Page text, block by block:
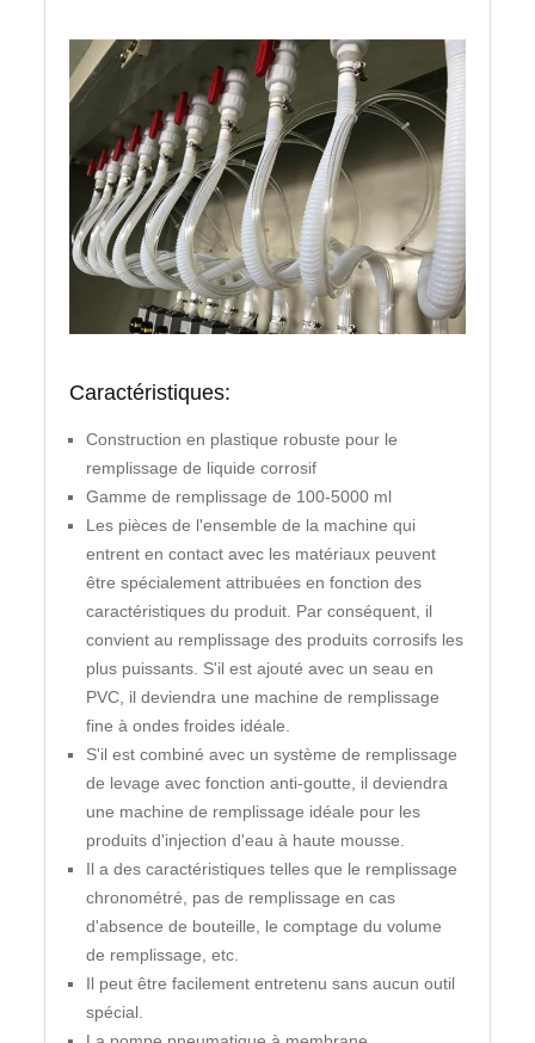
Caractéristiques:
Construction en plastique robuste pour le
remplissage de liquide corrosif
Gamme de remplissage de 100-5000 ml
Les pièces de l'ensemble de la machine qui
entrent en contact avec les matériaux peuvent
être spécialement attribuées en fonction des
caractéristiques du produit. Par conséquent, il
convient au remplissage des produits corrosifs les
plus puissants. S'il est ajouté avec un seau en
PVC, il deviendra une machine de remplissage
fine à ondes froides idéale.
S'il est combiné avec un système de remplissage
de levage avec fonction anti-goutte, il deviendra
une machine de remplissage idéale pour les
produits d'injection d'eau à haute mousse.
Il a des caractéristiques telles que le remplissage
chronométré, pas de remplissage en cas
d'absence de bouteille, le comptage du volume
de remplissage, etc.
Il peut être facilement entretenu sans aucun outil
spécial.